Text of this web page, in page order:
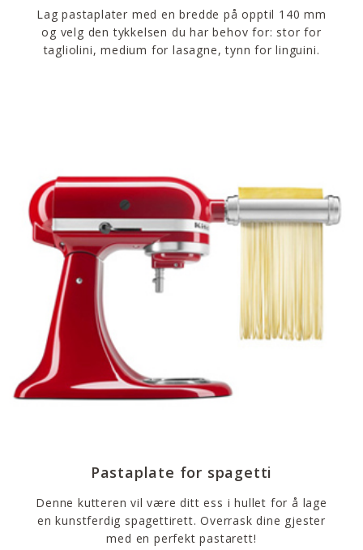
Lag pastaplater med en bredde på opptil 140 mm
og velg den tykkelsen du har behov for: stor for
tagliolini, medium for lasagne, tynn for linguini.
Pastaplate for spagetti
Denne kutteren vil være ditt ess i hullet for å lage
en kunstferdig spagettirett. Overrask dine gjester
med en perfekt pastarett!